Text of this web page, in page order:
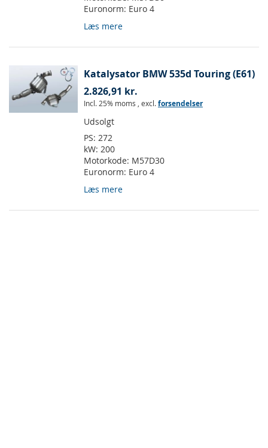
Euronorm: Euro 4
Læs mere
Katalysator BMW 535d Touring (E61)
2.826,91 kr.
Incl. 25% moms , excl.forsendelser
Udsolgt
PS: 272
kW: 200
Motorkode: M57D30
Euronorm: Euro 4
Læs mere